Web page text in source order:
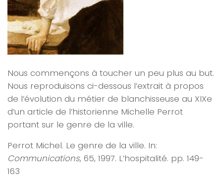
Nous commençons à toucher un peu plus au but.
Nous reproduisons ci-dessous l’extrait à propos
de l’évolution du métier de blanchisseuse au XIXe
d’un article de l’historienne Michelle Perrot
portant sur le genre de la ville.
Perrot Michel. Le genre de la ville. In:
Communications, 65, 1997. L’hospitalité. pp. 149-
163